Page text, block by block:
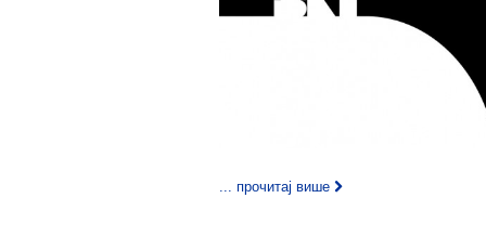
... прочитај више